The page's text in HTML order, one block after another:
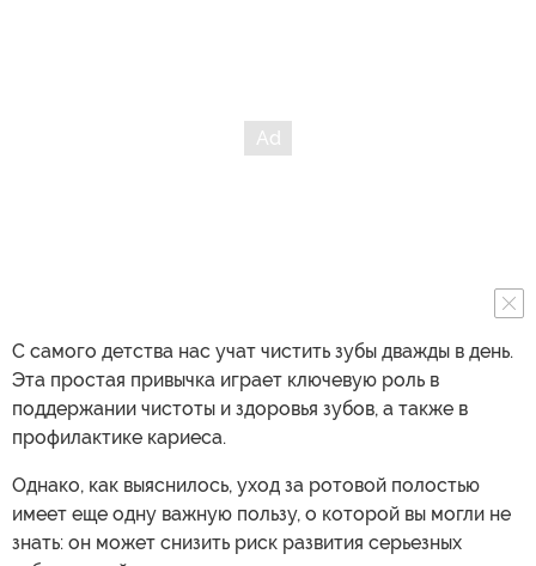
С самого детства нас учат чистить зубы дважды в день.
Эта простая привычка играет ключевую роль в
поддержании чистоты и здоровья зубов, а также в
профилактике кариеса.
Однако, как выяснилось, уход за ротовой полостью
имеет еще одну важную пользу, о которой вы могли не
знать: он может снизить риск развития серьезных